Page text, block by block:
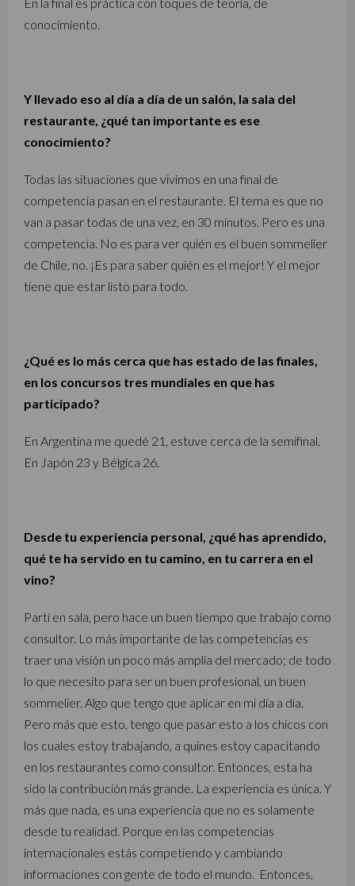
conocimiento.
Y llevado eso al día a día de un salón, la sala del
restaurante, ¿qué tan importante es ese
conocimiento?
Todas las situaciones que vivimos en una final de
competencia pasan en el restaurante. El tema es que no
van a pasar todas de una vez, en 30 minutos. Pero es una
competencia. No es para ver quién es el buen sommelier
de Chile, no. ¡Es para saber quién es el mejor! Y el mejor
tiene que estar listo para todo.
¿Qué es lo más cerca que has estado de las finales,
en los concursos tres mundiales en que has
participado?
En Argentina me quedé 21, estuve cerca de la semifinal.
En Japón 23 y Bélgica 26.
Desde tu experiencia personal, ¿qué has aprendido,
qué te ha servido en tu camino, en tu carrera en el
vino?
Partí en sala, pero hace un buen tiempo que trabajo como
consultor. Lo más importante de las competencias es
traer una visión un poco más amplia del mercado; de todo
lo que necesito para ser un buen profesional, un buen
sommelier. Algo que tengo que aplicar en mi día a día.
Pero más que esto, tengo que pasar esto a los chicos con
los cuales estoy trabajando, a quines estoy capacitando
en los restaurantes como consultor. Entonces, esta ha
sido la contribución más grande. La experiencia es única. Y
más que nada, es una experiencia que no es solamente
desde tu realidad. Porque en las competencias
internacionales estás competiendo y cambiando
informaciones con gente de todo el mundo. Entonces,